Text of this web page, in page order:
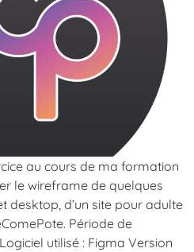
au cours de ma formation
le wireframe de quelques
desktop, d’un site pour adulte
Période de
utilisé : Figma Version